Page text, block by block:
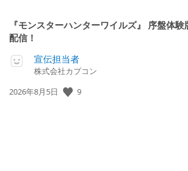
『モンスターハンターワイルズ』 序盤体験
配信！
宣伝担当者
株式会社カプコン
公
2026年8月5日 9